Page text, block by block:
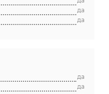
да
да
да
да